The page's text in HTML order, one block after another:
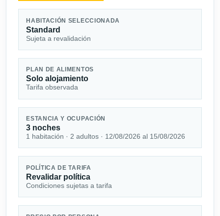
HABITACIÓN SELECCIONADA
Standard
Sujeta a revalidación
PLAN DE ALIMENTOS
Solo alojamiento
Tarifa observada
ESTANCIA Y OCUPACIÓN
3 noches
1 habitación · 2 adultos · 12/08/2026 al 15/08/2026
POLÍTICA DE TARIFA
Revalidar política
Condiciones sujetas a tarifa